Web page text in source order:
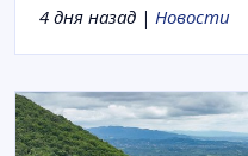
4 дня назад | Новости